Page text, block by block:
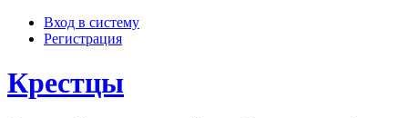
Вход в систему
Регистрация
Крестцы